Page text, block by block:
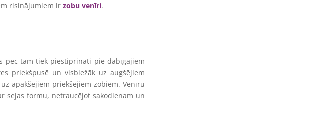
risinājumiem irzobu venīri.
pēc tam tiek piestiprināti pie dabīgajiem
priekšpusē un visbiežāk uz augšējiem
apakšējiem priekšējiem zobiem. Venīru
sejas formu, netraucējot sakodienam un